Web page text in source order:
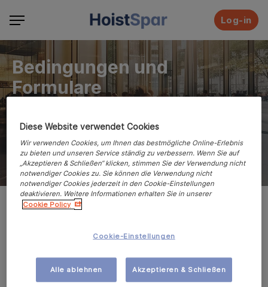
Log-in
Bedingungen und
Formulare
Geschäftsbedingungen, Formulare
und Informationen zu den
Produkten von HoistSpar lesen,
herunterladen oder ausdrucken.
Allgemeine Geschäftsbedingungen (AGB)
Allgemeine Geschäftsbedingungen für
Festgeldkonten für Verbraucher
Vorvertragliche Informationen
Diese Website verwendet Cookies
Wir verwenden Cookies, um Ihnen das bestmögliche Online-Erlebnis
zu bieten und unseren Service ständig zu verbessern. Wenn Sie auf
„Akzeptieren & Schließen“ klicken, stimmen Sie der Verwendung nicht
notwendiger Cookies zu. Sie können die Verwendung nicht
notwendiger Cookies jederzeit in den Cookie-Einstellungen
deaktivieren. Weitere Informationen erhalten Sie in unserer
Cookie Policy
Cookie-Einstellungen
Alle ablehnen Akzeptieren & Schließen